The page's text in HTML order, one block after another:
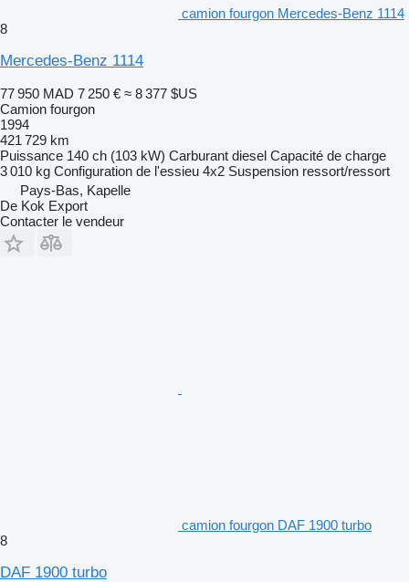
camion fourgon Mercedes-Benz 1114
8
Mercedes-Benz 1114
77 950 MAD 7 250 € ≈ 8 377 $US
Camion fourgon
1994
421 729 km
Puissance 140 ch (103 kW) Carburant diesel Capacité de charge
3 010 kg Configuration de l'essieu 4x2 Suspension ressort/ressort
Pays-Bas, Kapelle
De Kok Export
Contacter le vendeur
camion fourgon DAF 1900 turbo
8
DAF 1900 turbo